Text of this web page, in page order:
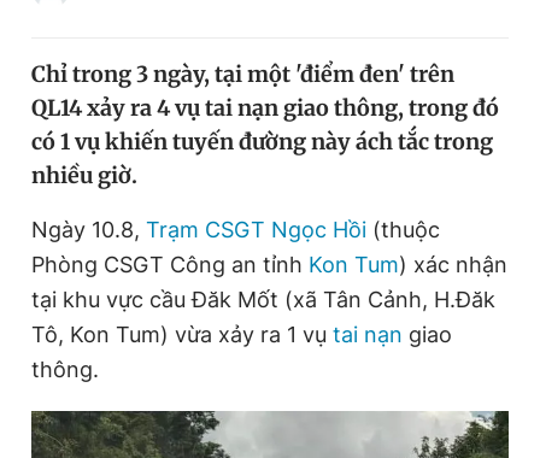
Tin 360
Video Magazine
Sản phẩm khác
Tiện ích Bạn cần biết
Thông tin tòa soạn Liên hệ quảng cáo
Chỉ trong 3 ngày, tại một 'điểm đen' trên
QL14 xảy ra 4 vụ tai nạn giao thông, trong đó
có 1 vụ khiến tuyến đường này ách tắc trong
nhiều giờ.
Ngày 10.8, Trạm CSGT Ngọc Hồi (thuộc
Phòng CSGT Công an tỉnh Kon Tum) xác nhận
tại khu vực cầu Đăk Mốt (xã Tân Cảnh, H.Đăk
Tô, Kon Tum) vừa xảy ra 1 vụ tai nạn giao
thông.